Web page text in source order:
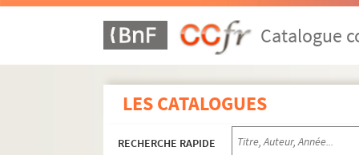
Catalogue
LES CATALOGUES
RECHERCHE RAPIDE